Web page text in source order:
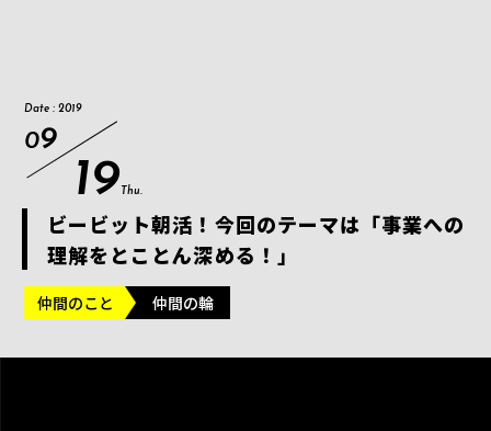
Date : 2019
09
19 Thu.
ビービット朝活！今回のテーマは「事業への
理解をとことん深める！」
仲間のこと 仲間の輪